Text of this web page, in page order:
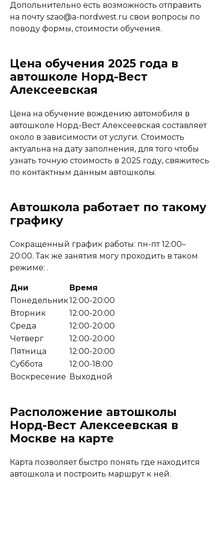
Допольнительно есть возможность отправить
на почту szao@a-nordwest.ru свои вопросы по
поводу формы, стоимости обучения.
Цена обучения 2025 года в
автошколе Норд-Вест
Алексеевская
Цена на обучение вождению автомобиля в
автошколе Норд-Вест Алексеевская составляет
около в зависимости от услуги. Стоимость
актуальна на дату заполнения, для того чтобы
узнать точную стоимость в 2025 году, свяжитесь
по контактным данным автошколы.
Автошкола работает по такому
графику
Сокращенный график работы: пн-пт 12:00–
20:00. Так же занятия могу проходить в таком
режиме: .
Дни
Время
Понедельник12:00-20:00
Вторник
12:00-20:00
Среда
12:00-20:00
Четверг
12:00-20:00
Пятница
12:00-20:00
Суббота
12:00-18:00
Воскресение Выходной
Расположение автошколы
Норд-Вест Алексеевская в
Москве на карте
Карта позволяет быстро понять где находится
автошкола и построить маршрут к ней.